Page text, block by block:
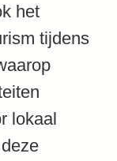
het
tijdens
lokaal